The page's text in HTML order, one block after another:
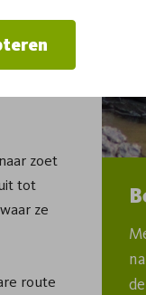
en
van
zoet
tot
ze
route